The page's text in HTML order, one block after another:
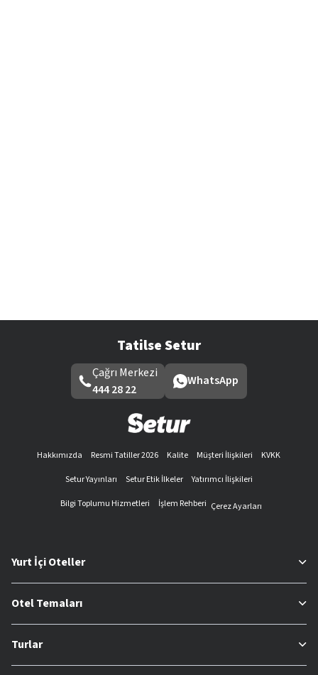
Tatilse Setur
Çağrı Merkezi
444 28 22
WhatsApp
Hakkımızda Resmi Tatiller 2026 Kalite Müşteri İlişkileri
KVKK
Setur Yayınları
Setur Etik İlkeler
Yatırımcı İlişkileri
Bilgi Toplumu Hizmetleri
İşlem Rehberi Çerez Ayarları
Yurt İçi Oteller
Otel Temaları
Turlar